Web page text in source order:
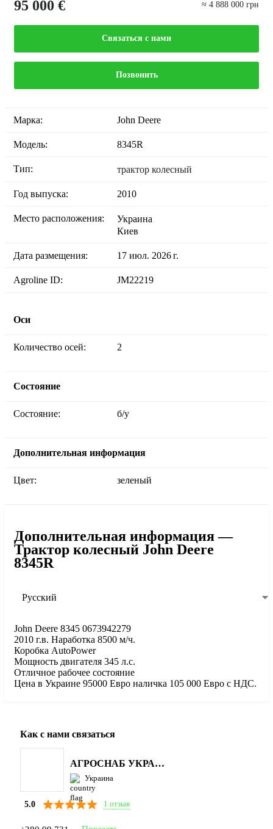
95 000 € ≈ 4 888 000 грн
Связаться с нами
Позвонить
Марка: John Deere
Модель: 8345R
Тип: трактор колесный
Год выпуска: 2010
Место расположения:
Украина
Киев
Дата размещения: 17 июл. 2026 г.
Agroline ID: JM22219
Оси
Количество осей: 2
Состояние
Состояние: б/у
Дополнительная информация
Цвет: зеленый
Дополнительная информация —
Трактор колесный John Deere
8345R
Русский
John Deere 8345 0673942279
2010 г.в. Наработка 8500 м/ч.
Коробка AutoPower
Мощность двигателя 345 л.с.
Отличное рабочее состояние
Цена в Украине 95000 Евро наличка 105 000 Евро с НДС.
Как с нами связаться
АГРОСНАБ УКРАЇНА
Украина
5.0 1 отзыв